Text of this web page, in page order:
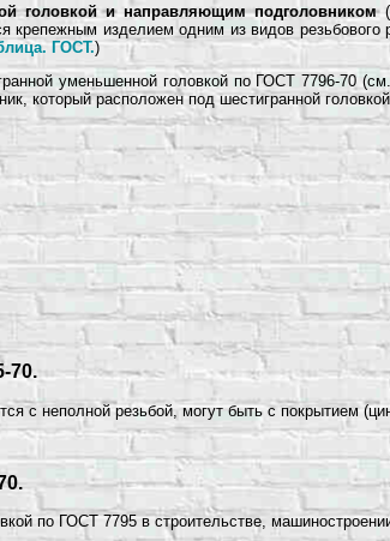
головкой и направляющим подголовником
крепежным изделием одним из видов резьбового
ГОСТ.)
уменьшенной головкой по ГОСТ 7796-70
который расположен под шестигранной
70.
с неполной резьбой, могут быть с покрытием
по ГОСТ 7795 в строительстве,